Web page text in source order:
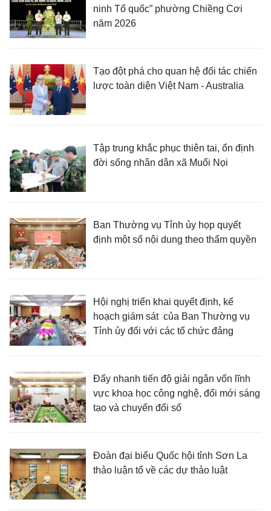
ninh Tổ quốc” phường Chiềng Cơi
năm 2026
Tạo đột phá cho quan hệ đối tác chiến
lược toàn diện Việt Nam - Australia
Tập trung khắc phục thiên tai, ổn định
đời sống nhân dân xã Muổi Nọi
Ban Thường vụ Tỉnh ủy họp quyết
định một số nội dung theo thẩm quyền
Hội nghị triển khai quyết định, kế
hoạch giám sát của Ban Thường vụ
Tỉnh ủy đối với các tổ chức đảng
Đẩy nhanh tiến độ giải ngân vốn lĩnh
vực khoa học công nghệ, đổi mới sáng
tạo và chuyển đổi số
Đoàn đại biểu Quốc hội tỉnh Sơn La
thảo luận tổ về các dự thảo luật